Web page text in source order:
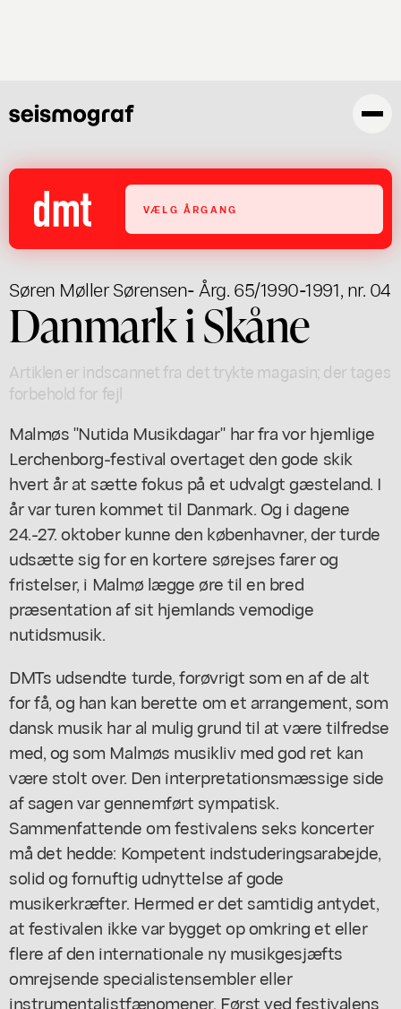
VÆLG ÅRGANG
Søren Møller Sørensen- Årg. 65/1990-1991, nr. 04
Danmark i Skåne
Artiklen er indscannet fra det trykte magasin; der tages
forbehold for fejl
Malmøs "Nutida Musikdagar" har fra vor hjemlige
Lerchenborg-festival overtaget den gode skik
hvert år at sætte fokus på et udvalgt gæsteland. I
år var turen kommet til Danmark. Og i dagene
24.-27. oktober kunne den københavner, der turde
udsætte sig for en kortere sørejses farer og
fristelser, i Malmø lægge øre til en bred
præsentation af sit hjemlands vemodige
nutidsmusik.
DMTs udsendte turde, forøvrigt som en af de alt
for få, og han kan berette om et arrangement, som
dansk musik har al mulig grund til at være tilfredse
med, og som Malmøs musikliv med god ret kan
være stolt over. Den interpretationsmæssige side
af sagen var gennemført sympatisk.
Sammenfattende om festivalens seks koncerter
må det hedde: Kompetent indstuderingsarabejde,
solid og fornuftig udnyttelse af gode
musikerkræfter. Hermed er det samtidig antydet,
at festivalen ikke var bygget op omkring et eller
flere af den internationale ny musikgesjæfts
omrejsende specialistensembler eller
instrumentalistfænomener. Først ved festivalens